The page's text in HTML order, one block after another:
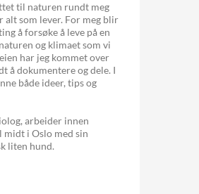
til naturen rundt meg
alt som lever. For meg blir
å forsøke å leve på en
og klimaet som vi
har jeg kommet over
å dokumentere og dele. I
både ideer, tips og
arbeider innen
i Oslo med sin
liten hund.